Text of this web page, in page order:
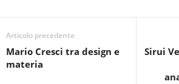
Articolo precedente
Mario Cresci tra design e
materia
Sirui